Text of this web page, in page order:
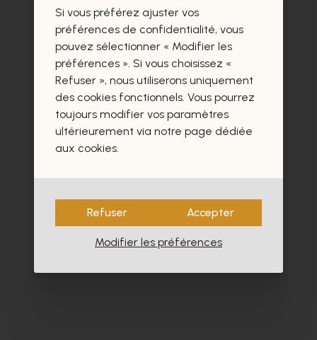
Ces produits vous intéresseront
certainement aussi.
Si vous préférez ajuster vos
préférences de confidentialité, vous
pouvez sélectionner « Modifier les
préférences ». Si vous choisissez «
Refuser », nous utiliserons uniquement
des cookies fonctionnels. Vous pourrez
toujours modifier vos paramètres
ultérieurement via notre page dédiée
aux cookies.
Refuser Accepter
Modifier les préférences